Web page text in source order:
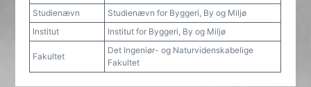
Studienævn
Studienævn for Byggeri, By og Miljø
Institut
Institut for Byggeri, By og Miljø
Fakultet
Det Ingeniør- og Naturvidenskabelige
Fakultet